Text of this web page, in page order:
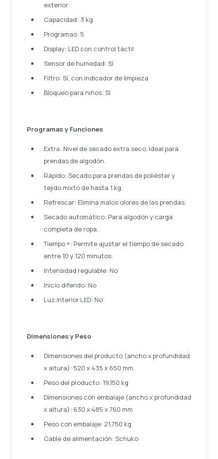
exterior
Capacidad: 3 kg
Programas: 5
Display: LED con control táctil
Sensor de humedad: Sí
Filtro: Sí, con indicador de limpieza
Bloqueo para niños: Sí
Programas y Funciones
Extra: Nivel de secado extra seco, ideal para
prendas de algodón.
Rápido: Secado para prendas de poliéster y
tejido mixto de hasta 1 kg.
Refrescar: Elimina malos olores de las prendas.
Secado automático: Para algodón y carga
completa de ropa.
Tiempo +: Permite ajustar el tiempo de secado
entre 10 y 120 minutos.
Intensidad regulable: No
Inicio diferido: No
Luz interior LED: No
Dimensiones y Peso
Dimensiones del producto (ancho x profundidad
x altura): 520 x 435 x 650 mm
Peso del producto: 19,150 kg
Dimensiones con embalaje (ancho x profundidad
x altura): 630 x 485 x 760 mm
Peso con embalaje: 21,750 kg
Cable de alimentación: Schuko